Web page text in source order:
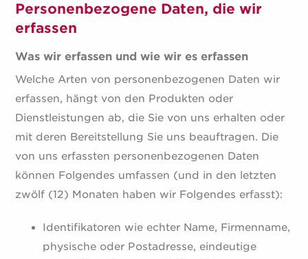
Personenbezogene Daten, die wir
erfassen
Was wir erfassen und wie wir es erfassen
Welche Arten von personenbezogenen Daten wir
erfassen, hängt von den Produkten oder
Dienstleistungen ab, die Sie von uns erhalten oder
mit deren Bereitstellung Sie uns beauftragen. Die
von uns erfassten personenbezogenen Daten
können Folgendes umfassen (und in den letzten
zwölf (12) Monaten haben wir Folgendes erfasst):
Identifikatoren wie echter Name, Firmenname,
physische oder Postadresse, eindeutige